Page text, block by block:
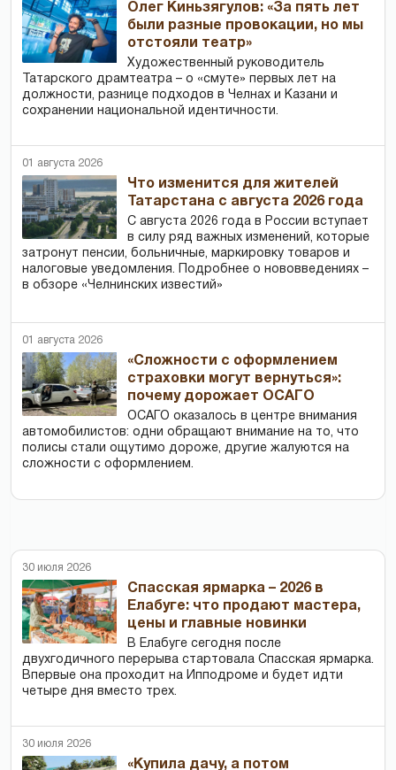
Олег Киньзягулов: «За пять лет
были разные провокации, но мы
отстояли театр»
Художественный руководитель
Татарского драмтеатра – о «смуте» первых лет на
должности, разнице подходов в Челнах и Казани и
сохранении национальной идентичности.
01 августа 2026
Что изменится для жителей
Татарстана с августа 2026 года
С августа 2026 года в России вступает
в силу ряд важных изменений, которые
затронут пенсии, больничные, маркировку товаров и
налоговые уведомления. Подробнее о нововведениях –
в обзоре «Челнинских известий»
01 августа 2026
«Сложности с оформлением
страховки могут вернуться»:
почему дорожает ОСАГО
ОСАГО оказалось в центре внимания
автомобилистов: одни обращают внимание на то, что
полисы стали ощутимо дороже, другие жалуются на
сложности с оформлением.
30 июля 2026
Спасская ярмарка – 2026 в
Елабуге: что продают мастера,
цены и главные новинки
В Елабуге сегодня после
двухгодичного перерыва стартовала Спасская ярмарка.
Впервые она проходит на Ипподроме и будет идти
четыре дня вместо трех.
30 июля 2026
«Купила дачу, а потом